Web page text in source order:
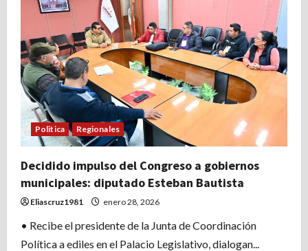
FAVOR
DE
LA
EDUCACIÓN
Politica Regionales
Decidido impulso del Congreso a gobiernos
municipales: diputado Esteban Bautista
Eliascruz1981 enero 28, 2026
• Recibe el presidente de la Junta de Coordinación
Política a ediles en el Palacio Legislativo, dialogan...